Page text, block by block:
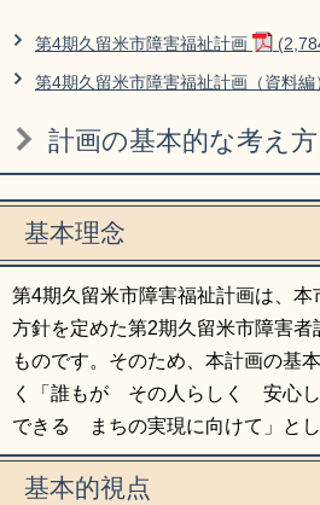
第4期久留米市障害福祉計画
第4期久留米市障害福祉計画（資料編
計画の基本的な考え方
基本理念
第4期久留米市障害福祉計画は、
方針を定めた第2期久留米市障害
ものです。そのため、本計画の基
く「誰もが その人らしく 安心し
できる まちの実現に向けて」とし
基本的視点